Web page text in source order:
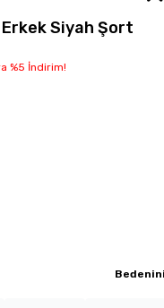
Siyah Şort
%5 İndirim!